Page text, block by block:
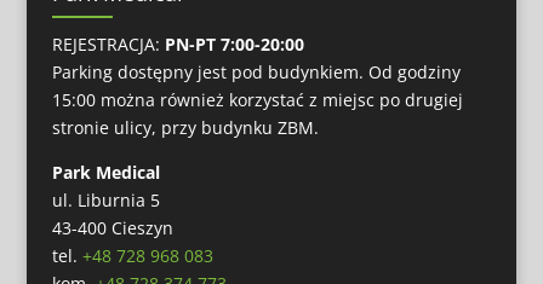
REJESTRACJA: PN-PT 7:00-20:00
Parking dostępny jest pod budynkiem. Od godziny
15:00 można również korzystać z miejsc po drugiej
stronie ulicy, przy budynku ZBM.
Park Medical
ul. Liburnia 5
43-400 Cieszyn
tel. +48 728 968 083